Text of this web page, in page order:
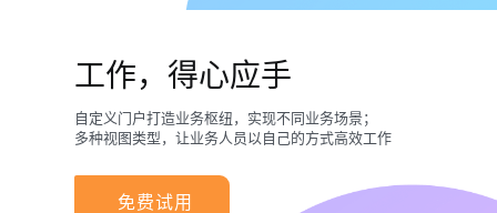
工作，得心应手
自定义门户打造业务枢纽，实现不同业务场景；
多种视图类型，让业务人员以自己的方式高效工作
免费试用